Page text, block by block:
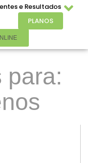
e Resultados
PLANOS
para: